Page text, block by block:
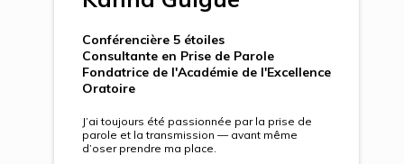
Conférencière 5 étoiles
Consultante en Prise de Parole
Fondatrice de l'Académie de l'Excellence
Oratoire
J’ai toujours été passionnée par la prise de
parole et la transmission — avant même
d’oser prendre ma place.